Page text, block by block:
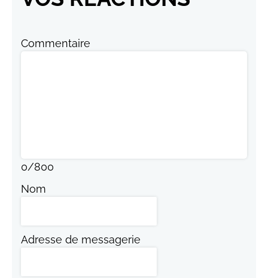
Commentaire
0/800
Nom
Adresse de messagerie